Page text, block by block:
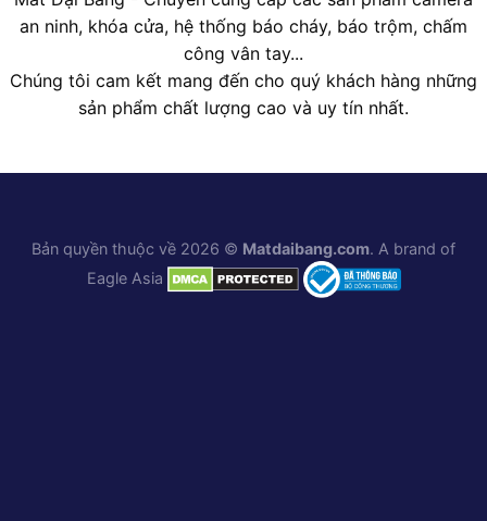
an ninh, khóa cửa, hệ thống báo cháy, báo trộm, chấm
công vân tay...
Chúng tôi cam kết mang đến cho quý khách hàng những
sản phẩm chất lượng cao và uy tín nhất.
Bản quyền thuộc về 2026 © Matdaibang.com. A brand of
Eagle Asia